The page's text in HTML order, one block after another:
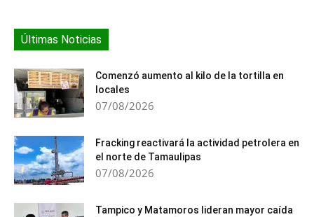
Últimas Noticias
Comenzó aumento al kilo de la tortilla en
locales
07/08/2026
Fracking reactivará la actividad petrolera en
el norte de Tamaulipas
07/08/2026
Tampico y Matamoros lideran mayor caída